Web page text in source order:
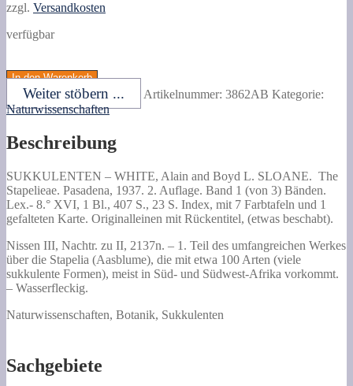
zzgl. Versandkosten
verfügbar
Alain
and
Boyd
L.
The
Menge
In den Warenkorb
Weiter stöbern ... Artikelnummer: 3862AB Kategorie:
Naturwissenschaften
Beschreibung
SUKKULENTEN – WHITE, Alain and Boyd L. SLOANE. The
Stapelieae. Pasadena, 1937. 2. Auflage. Band 1 (von 3) Bänden.
Lex.- 8.° XVI, 1 Bl., 407 S., 23 S. Index, mit 7 Farbtafeln und 1
gefalteten Karte. Originalleinen mit Rückentitel, (etwas beschabt).
Nissen III, Nachtr. zu II, 2137n. – 1. Teil des umfangreichen Werkes
über die Stapelia (Aasblume), die mit etwa 100 Arten (viele
sukkulente Formen), meist in Süd- und Südwest-Afrika vorkommt.
– Wasserfleckig.
Naturwissenschaften, Botanik, Sukkulenten
Sachgebiete